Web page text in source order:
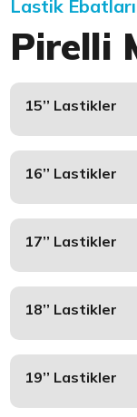
Lastik
Pirelli
15’’ Lastikler
16’’ Lastikler
17’’ Lastikler
18’’ Lastikler
19’’ Lastikler